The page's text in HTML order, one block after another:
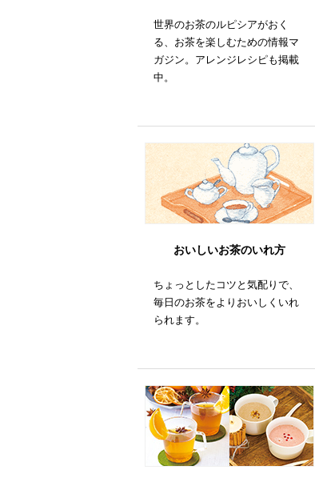
世界のお茶のルピシアがおく
る、お茶を楽しむための情報マ
ガジン。アレンジレシピも掲載
中。
おいしいお茶のいれ方
ちょっとしたコツと気配りで、
毎日のお茶をよりおいしくいれ
られます。